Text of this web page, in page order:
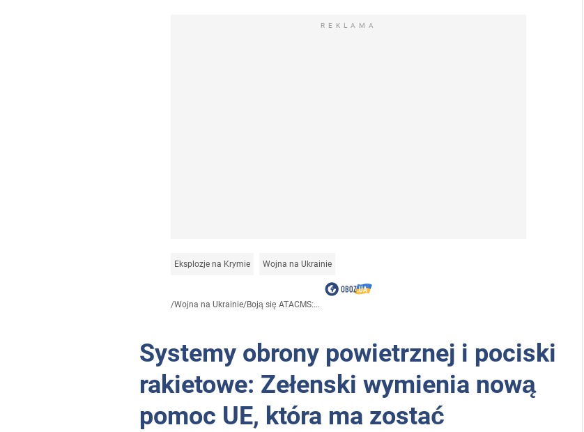
REKLAMA
Eksplozje na Krymie Wojna na Ukrainie
/Wojna na Ukrainie/Boją się ATACMS:...
Systemy obrony powietrznej i pociski
rakietowe: Zełenski wymienia nową
pomoc UE, która ma zostać